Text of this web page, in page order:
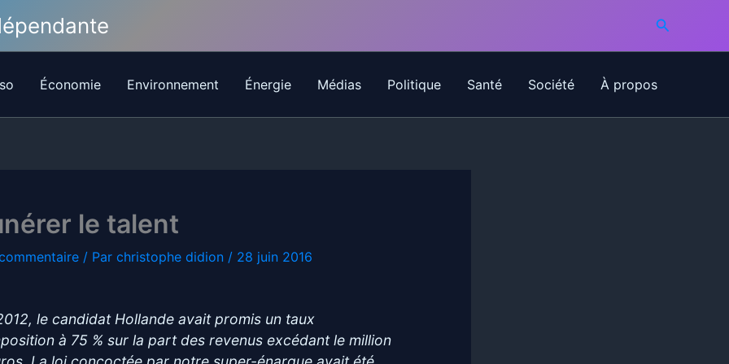
Économie Environnement Énergie Médias Politique Santé Société À propos
le talent
/ Par christophe didion / 28 juin 2016
le candidat Hollande avait promis un taux
à 75 % sur la part des revenus excédant le million